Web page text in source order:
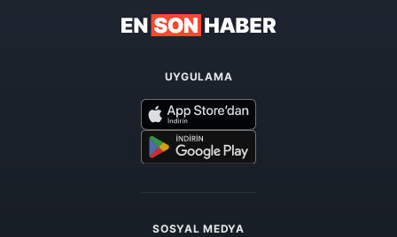
UYGULAMA
SOSYAL MEDYA